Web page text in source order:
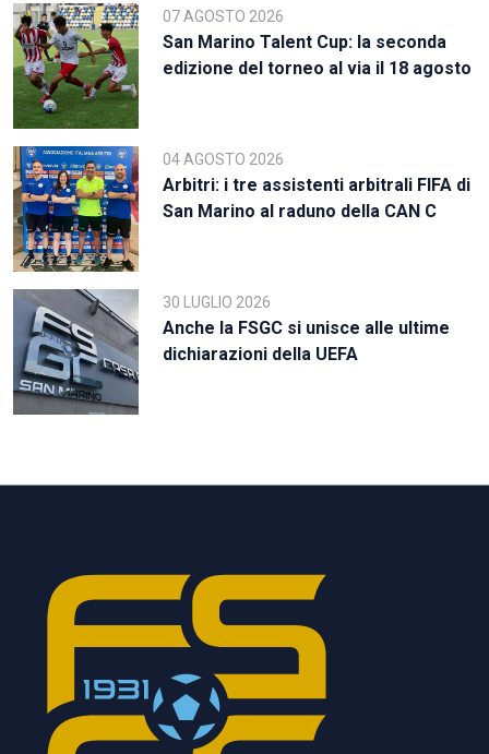
07 AGOSTO 2026
San Marino Talent Cup: la seconda
edizione del torneo al via il 18 agosto
04 AGOSTO 2026
Arbitri: i tre assistenti arbitrali FIFA di
San Marino al raduno della CAN C
30 LUGLIO 2026
Anche la FSGC si unisce alle ultime
dichiarazioni della UEFA